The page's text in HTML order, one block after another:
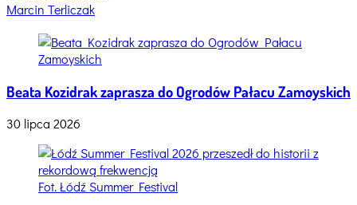
Marcin Terliczak
Beata Kozidrak zaprasza do Ogrodów Pałacu Zamoyskich
30 lipca 2026
Fot. Łódź Summer Festival